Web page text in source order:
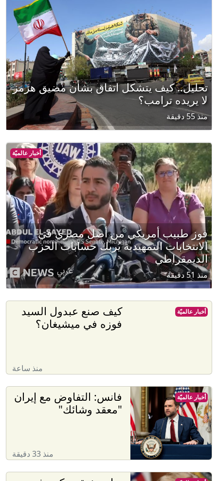
تحليل.. كيف يتشكل اتفاق بشأن مضيق هرمز
لا يريده ترامب؟
منذ 55 دقيقة
أخبار عالميّة
فوز طبيب أمريكي من أصل مصري في
الانتخابات التمهيدية يُربك حسابات الحزب
الديمقراطي
منذ 51 دقيقة
كيف صنع عبدول السيد
فوزه في ميشيغان؟
منذ ساعة
أخبار عالميّة
فانس: التفاوض مع إيران
"معقد وشائك"
منذ 33 دقيقة
أخبار عالميّة